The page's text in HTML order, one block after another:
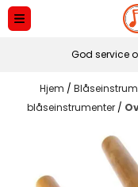
Hopp til innhold
God service
Hjem /
blåseinstrumenter /